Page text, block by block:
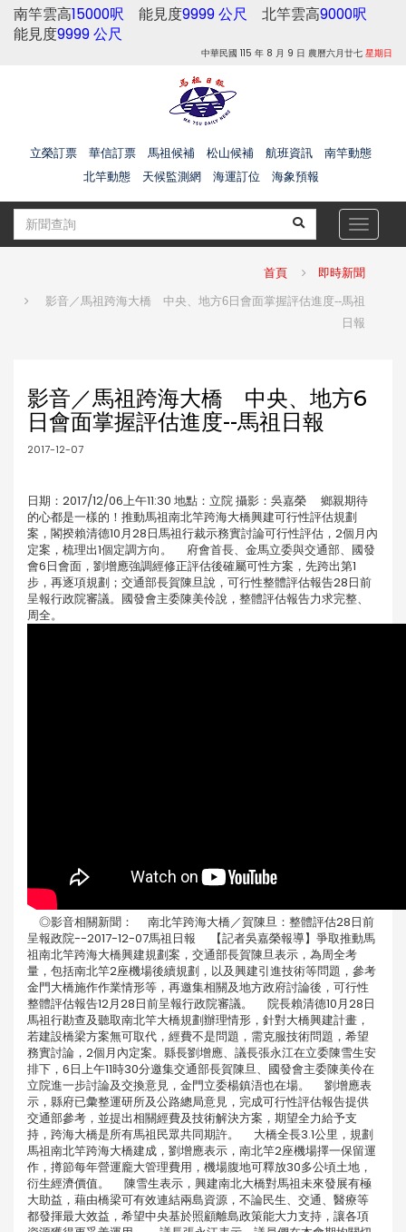
南竿雲高15000呎 能見度9999 公尺 北竿雲高9000呎
能見度9999 公尺
中華民國 115 年 8 月 9 日 農曆六月廿七 星期日
立榮訂票 華信訂票 馬祖候補 松山候補 航班資訊
南竿動態
北竿動態
天候監測網 海運訂位 海象預報
Toggle
首頁 即時新聞
影音／馬祖跨海大橋 中央、地方6日會面掌握評估進度--馬祖
日報
影音／馬祖跨海大橋 中央、地方6
日會面掌握評估進度--馬祖日報
2017-12-07
日期：2017/12/06上午11:30 地點：立院 攝影：吳嘉榮 鄉親期待
的心都是一樣的！推動馬祖南北竿跨海大橋興建可行性評估規劃
案，閣揆賴清德10月28日馬祖行裁示務實討論可行性評估，2個月內
定案，梳理出1個定調方向。 府會首長、金馬立委與交通部、國發
會6日會面，劉增應強調經修正評估後確屬可性方案，先跨出第1
步，再逐項規劃；交通部長賀陳旦說，可行性整體評估報告28日前
呈報行政院審議。國發會主委陳美伶說，整體評估報告力求完整、
周全。
◎影音相關新聞： 南北竿跨海大橋／賀陳旦：整體評估28日前
呈報政院--2017-12-07馬祖日報 【記者吳嘉榮報導】爭取推動馬
祖南北竿跨海大橋興建規劃案，交通部長賀陳旦表示，為周全考
量，包括南北竿2座機場後續規劃，以及興建引進技術等問題，參考
金門大橋施作作業情形等，再邀集相關及地方政府討論後，可行性
整體評估報告12月28日前呈報行政院審議。 院長賴清德10月28日
馬祖行勘查及聽取南北竿大橋規劃辦理情形，針對大橋興建計畫，
若建設橋梁方案無可取代，經費不是問題，需克服技術問題，希望
務實討論，2個月內定案。縣長劉增應、議長張永江在立委陳雪生安
排下，6日上午11時30分邀集交通部長賀陳旦、國發會主委陳美伶在
立院進一步討論及交換意見，金門立委楊鎮浯也在場。 劉增應表
示，縣府已彙整運研所及公路總局意見，完成可行性評估報告提供
交通部參考，並提出相關經費及技術解決方案，期望全力給予支
持，跨海大橋是所有馬祖民眾共同期許。 大橋全長3.1公里，規劃
馬祖南北竿跨海大橋建成，劉增應表示，南北竿2座機場擇一保留運
作，撙節每年營運龐大管理費用，機場腹地可釋放30多公頃土地，
衍生經濟價值。 陳雪生表示，興建南北大橋對馬祖未來發展有極
大助益，藉由橋梁可有效連結兩島資源，不論民生、交通、醫療等
都發揮最大效益，希望中央基於照顧離島政策能大力支持，讓各項